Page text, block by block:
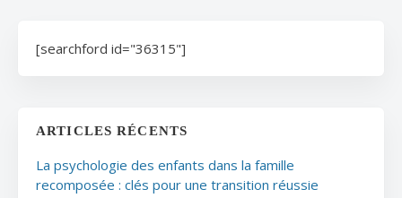
[searchford id="36315"]
ARTICLES RÉCENTS
La psychologie des enfants dans la famille
recomposée : clés pour une transition réussie